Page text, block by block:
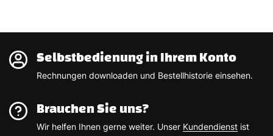
Selbstbedienung in Ihrem Konto
Rechnungen downloaden und Bestellhistorie einsehen.
Brauchen Sie uns?
Wir helfen Ihnen gerne weiter. Unser Kundendienst ist